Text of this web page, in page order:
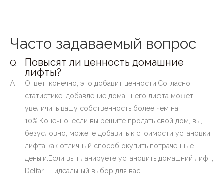
Часто задаваемый вопрос
Q
Повысят ли ценность домашние
лифты?
A
Ответ, конечно, это добавит ценности.Согласно
статистике, добавление домашнего лифта может
увеличить вашу собственность более чем на
10%.Конечно, если вы решите продать свой дом, вы,
безусловно, можете добавить к стоимости установки
лифта как отличный способ окупить потраченные
деньги.Если вы планируете установить домашний лифт,
Delfar — идеальный выбор для вас.